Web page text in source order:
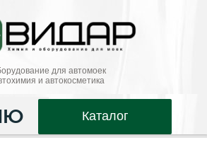
для автомоек
и автокосметика
Каталог